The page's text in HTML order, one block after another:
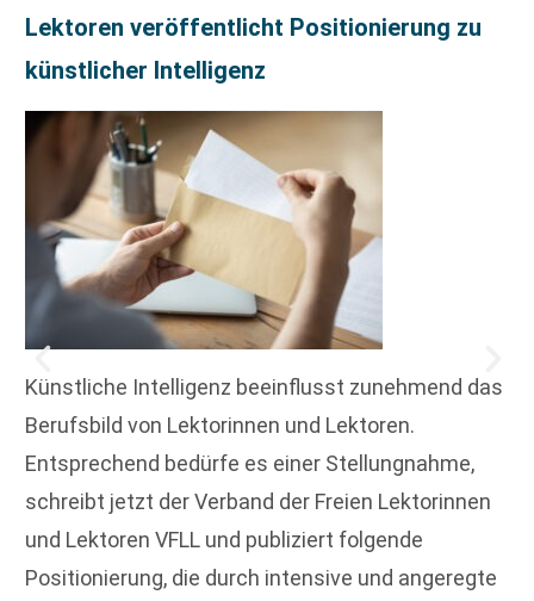
Lektoren veröffentlicht Positionierung zu
künstlicher Intelligenz
Künstliche Intelligenz beeinflusst zunehmend das
Berufsbild von Lektorinnen und Lektoren.
Entsprechend bedürfe es einer Stellungnahme,
schreibt jetzt der Verband der Freien Lektorinnen
und Lektoren VFLL und publiziert folgende
Positionierung, die durch intensive und angeregte